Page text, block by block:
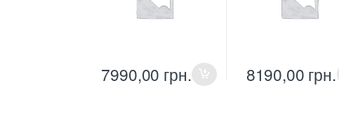
7990,00 грн. 8190,00 грн.